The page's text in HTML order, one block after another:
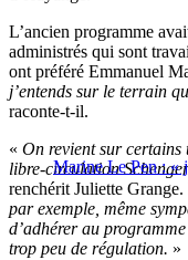
L’ancien programme
administrés qui sont
ont préféré Emmanuel
j’entends sur le terrain
raconte-t-il.
Marine Le Pen : «
« On revient sur
libre-circulation
renchérit Juliette Grange.
par exemple, même
d’adhérer au
trop peu de régulation. »